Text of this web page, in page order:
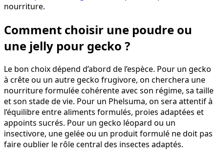
nourriture.
Comment choisir une poudre ou
une jelly pour gecko ?
Le bon choix dépend d’abord de l’espèce. Pour un gecko
à crête ou un autre gecko frugivore, on cherchera une
nourriture formulée cohérente avec son régime, sa taille
et son stade de vie. Pour un Phelsuma, on sera attentif à
l’équilibre entre aliments formulés, proies adaptées et
appoints sucrés. Pour un gecko léopard ou un
insectivore, une gelée ou un produit formulé ne doit pas
faire oublier le rôle central des insectes adaptés.